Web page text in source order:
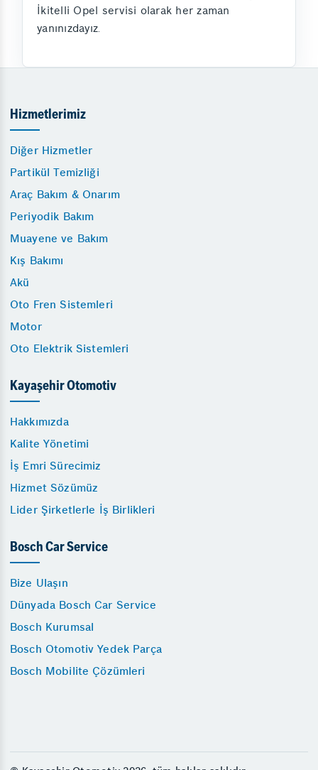
İkitelli Opel servisi olarak her zaman
yanınızdayız.
Hizmetlerimiz
Diğer Hizmetler
Partikül Temizliği
Araç Bakım & Onarım
Periyodik Bakım
Muayene ve Bakım
Kış Bakımı
Akü
Oto Fren Sistemleri
Motor
Oto Elektrik Sistemleri
Kayaşehir Otomotiv
Hakkımızda
Kalite Yönetimi
İş Emri Sürecimiz
Hizmet Sözümüz
Lider Şirketlerle İş Birlikleri
Bosch Car Service
Bize Ulaşın
Dünyada Bosch Car Service
Bosch Kurumsal
Bosch Otomotiv Yedek Parça
Bosch Mobilite Çözümleri